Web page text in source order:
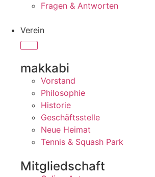
Fragen & Antworten
Verein
makkabi
Vorstand
Philosophie
Historie
Geschäftsstelle
Neue Heimat
Tennis & Squash Park
Mitgliedschaft